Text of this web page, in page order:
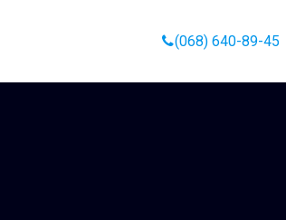
(068) 640-89-45